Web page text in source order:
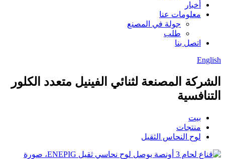
أخبار
معلومات عنا
جولة في المصنع
طلب
اتصل بنا
English
الشركة المصنعة لثنائي الفينيل متعدد الكلور
التنافسية
بيت
منتجات
لوح النحاس الثقيل